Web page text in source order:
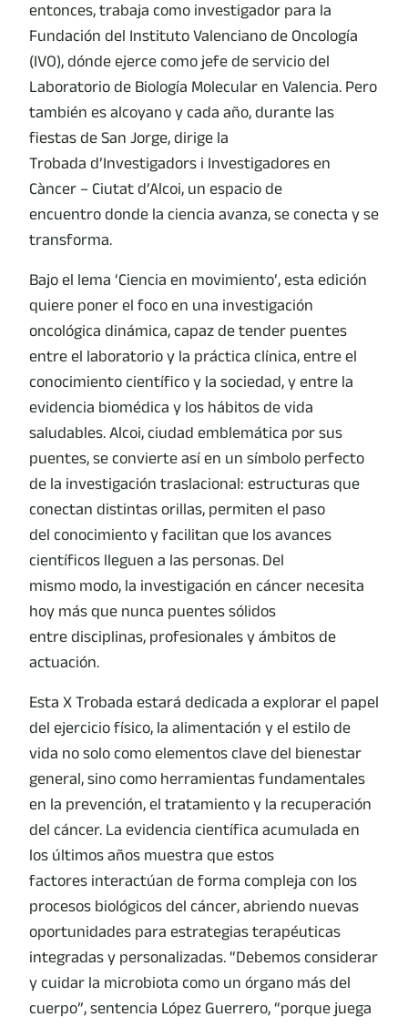
entonces, trabaja como investigador para la
Fundación del Instituto Valenciano de Oncología
(IVO), dónde ejerce como jefe de servicio del
Laboratorio de Biología Molecular en Valencia. Pero
también es alcoyano y cada año, durante las
fiestas de San Jorge, dirige la
Trobada d’Investigadors i Investigadores en
Càncer – Ciutat d’Alcoi, un espacio de
encuentro donde la ciencia avanza, se conecta y se
transforma.
Bajo el lema ‘Ciencia en movimiento’, esta edición
quiere poner el foco en una investigación
oncológica dinámica, capaz de tender puentes
entre el laboratorio y la práctica clínica, entre el
conocimiento científico y la sociedad, y entre la
evidencia biomédica y los hábitos de vida
saludables. Alcoi, ciudad emblemática por sus
puentes, se convierte así en un símbolo perfecto
de la investigación traslacional: estructuras que
conectan distintas orillas, permiten el paso
del conocimiento y facilitan que los avances
científicos lleguen a las personas. Del
mismo modo, la investigación en cáncer necesita
hoy más que nunca puentes sólidos
entre disciplinas, profesionales y ámbitos de
actuación.
Esta X Trobada estará dedicada a explorar el papel
del ejercicio físico, la alimentación y el estilo de
vida no solo como elementos clave del bienestar
general, sino como herramientas fundamentales
en la prevención, el tratamiento y la recuperación
del cáncer. La evidencia científica acumulada en
los últimos años muestra que estos
factores interactúan de forma compleja con los
procesos biológicos del cáncer, abriendo nuevas
oportunidades para estrategias terapéuticas
integradas y personalizadas. “Debemos considerar
y cuidar la microbiota como un órgano más del
cuerpo”, sentencia López Guerrero, “porque juega